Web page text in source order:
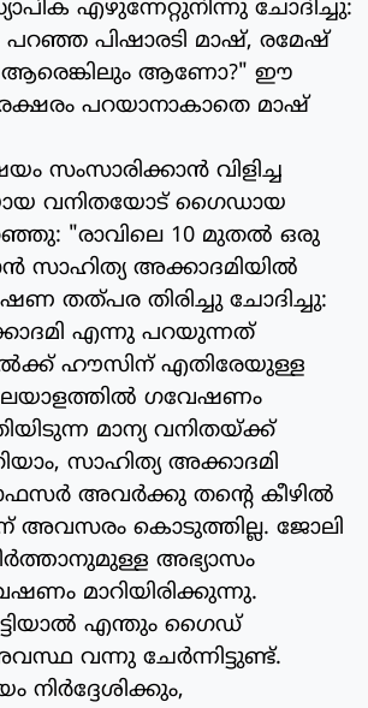
എഴുന്നേറ്റുനിന്നു ചോദിച്ചു:
പിഷാരടി മാഷ്, രമേഷ്
ആരെങ്കിലും ആണോ?" ഈ
പറയാനാകാതെ മാഷ്
സംസാരിക്കാന്‍ വിളിച്ച
വനിതയോട് ഗൈഡായ
"രാവിലെ 10 മുതല്‍ ഒരു
സാഹിത്യ അക്കാദമിയില്‍
തത്പര തിരിച്ചു ചോദിച്ചു:
എന്നു പറയുന്നത്
ഹൗസിന് എതിരേയുള്ള
മലയാളത്തില്‍ ഗവേഷണം
മാന്യ വനിതയ്ക്ക്
സാഹിത്യ അക്കാദമി
അവര്‍ക്കു തന്റെ കീഴില്‍
അവസരം കൊടുത്തില്ല. ജോലി
അഭ്യാസം
മാറിയിരിക്കുന്നു.
എന്തും ഗൈഡ്
വന്നു ചേര്‍ന്നിട്ടുണ്ട്.
നിര്‍ദ്ദേശിക്കും,